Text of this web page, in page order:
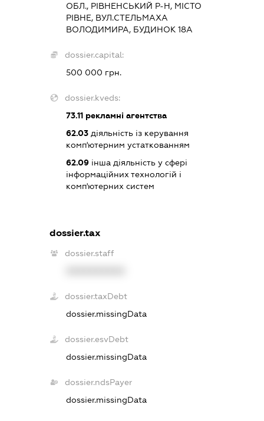
ОБЛ., РІВНЕНСЬКИЙ Р-Н, МІСТО
РІВНЕ, ВУЛ.СТЕЛЬМАХА
ВОЛОДИМИРА, БУДИНОК 18А
dossier.capital:
500 000 грн.
dossier.kveds:
73.11 рекламні агентства
62.03 діяльність із керування
комп'ютерним устаткованням
62.09 інша діяльність у сфері
інформаційних технологій і
комп'ютерних систем
dossier.tax
dossier.staff
dossier.taxDebt
dossier.missingData
dossier.esvDebt
dossier.missingData
dossier.ndsPayer
dossier.missingData